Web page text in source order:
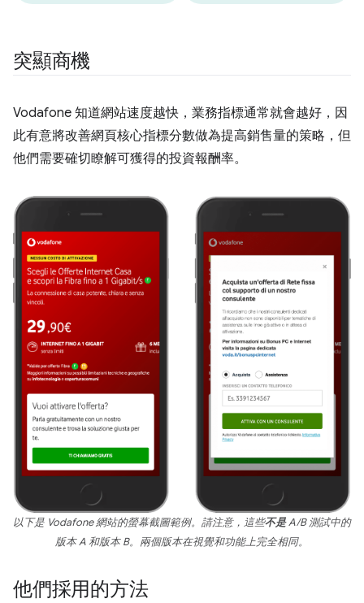
突顯商機
Vodafone 知道網站速度越快，業務指標通常就會越好，因
此有意將改善網頁核心指標分數做為提高銷售量的策略，但
他們需要確切瞭解可獲得的投資報酬率。
以下是 Vodafone 網站的螢幕截圖範例。請注意，這些不是A/B 測試中的
版本 A 和版本 B。兩個版本在視覺和功能上完全相同。
他們採用的方法